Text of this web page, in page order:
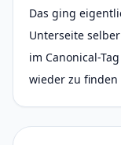
Das ging
Unterseite
im Canonical-
wieder zu finden